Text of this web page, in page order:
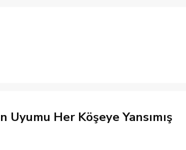
Her Köşeye Yansımış